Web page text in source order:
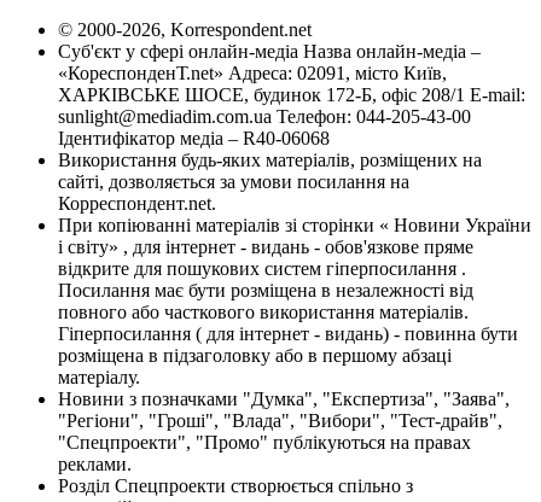
© 2000-2026, Korrespondent.net
Суб'єкт у сфері онлайн-медіа Назва онлайн-медіа –
«КореспонденТ.net» Адреса: 02091, місто Київ,
ХАРКІВСЬКЕ ШОСЕ, будинок 172-Б, офіс 208/1 E-mail:
sunlight@mediadim.com.ua Телефон: 044-205-43-00
Ідентифікатор медіа – R40-06068
Використання будь-яких матеріалів, розміщених на
сайті, дозволяється за умови посилання на
Корреспондент.net.
При копіюванні матеріалів зі сторінки « Новини України
і світу» , для інтернет - видань - обов'язкове пряме
відкрите для пошукових систем гіперпосилання .
Посилання має бути розміщена в незалежності від
повного або часткового використання матеріалів.
Гіперпосилання ( для інтернет - видань) - повинна бути
розміщена в підзаголовку або в першому абзаці
матеріалу.
Новини з позначками "Думка", "Експертиза", "Заява",
"Регіони", "Гроші", "Влада", "Вибори", "Тест-драйв",
"Спецпроекти", "Промо" публікуються на правах
реклами.
Розділ Спецпроекти створюється спільно з